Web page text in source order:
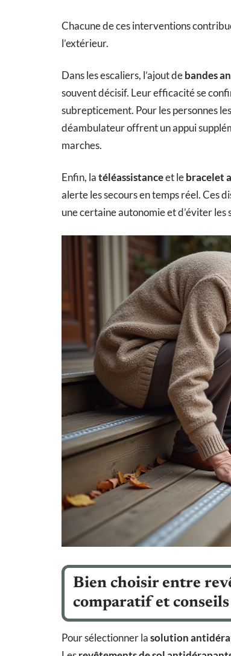
Chacune de ces interventions
l’extérieur.
Dans les escaliers, l’ajout debandes
souvent décisif. Leur efficacité se
subrepticement. Pour les personnes
déambulateur offrent un appui
marches.
Enfin, latéléassistanceet lebracelet
alerte les secours en temps réel. Ces
une certaine autonomie et d’éviter les
Bien choisir entre
comparatif et
Pour sélectionner lasolution